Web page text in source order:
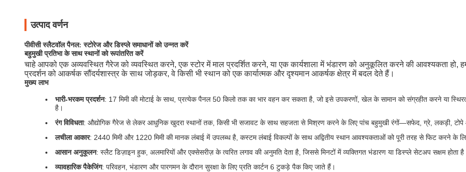
उत्पाद वर्णन
पीवीसी स्लैटवॉल पैनल: स्टोरेज और डिस्प्ले समाधानों को उन्नत करें
बहुमुखी प्रतिभा के साथ स्थानों को रूपांतरित करें
चाहे आपको एक अव्यवस्थित गैरेज को व्यवस्थित करने, एक स्टोर में माल प्रदर्शित करने, या एक कार्यशाला में भंडारण को अनुकूलित करने की आवश्यकता हो,
प्रदर्शन को आकर्षक सौंदर्यशास्त्र के साथ जोड़कर, वे किसी भी स्थान को एक कार्यात्मक और दृश्यमान आकर्षक क्षेत्र में बदल देते हैं।
मुख्य लाभ
भारी-भरकम प्रदर्शन: 17 मिमी की मोटाई के साथ, प्रत्येक पैनल 50 किलो तक का भार वहन कर सकता है, जो इसे उपकरणों, खेल के सामान को संग्रहीत करने या स्थिरता
है।
रंग विविधता: औद्योगिक गैरेज से लेकर आधुनिक खुदरा स्थानों तक, किसी भी सजावट के साथ सहजता से मिश्रण करने के लिए पांच बहुमुखी रंगों—सफेद, ग्रे, लकड़ी,
लचीला आकार: 2440 मिमी और 1220 मिमी की मानक लंबाई में उपलब्ध है, कस्टम लंबाई विकल्पों के साथ अद्वितीय स्थान आवश्यकताओं को पूरी तरह से फिट करने के
आसान अनुकूलन: स्लैट डिज़ाइन हुक, अलमारियों और एक्सेसरीज़ के त्वरित लगाव की अनुमति देता है, जिससे मिनटों में व्यक्तिगत भंडारण या डिस्प्ले सेटअप सक्षम होता
व्यावहारिक पैकेजिंग: परिवहन, भंडारण और पारगमन के दौरान सुरक्षा के लिए प्रति कार्टन 6 टुकड़े पैक किए जाते हैं।